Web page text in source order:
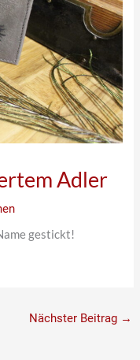
Adler
gestickt!
Nächster Beitrag →